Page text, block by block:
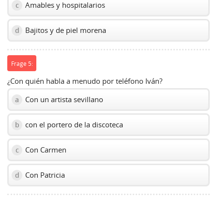
c Amables y hospitalarios
d Bajitos y de piel morena
Frage 5:
¿Con quién habla a menudo por teléfono Iván?
a Con un artista sevillano
b con el portero de la discoteca
c Con Carmen
d Con Patricia